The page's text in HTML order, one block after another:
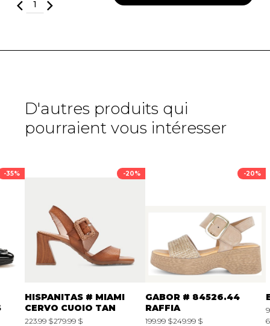
D'autres produits qui
pourraient vous intéresser
-35% -20%
HISPANITAS # MIAMI
CERVO CUOIO TAN
223.99 $279.99 $
-20%
GABOR # 84526.44
RAFFIA
199.99 $249.99 $